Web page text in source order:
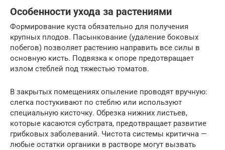
Особенности ухода за растениями
Формирование куста обязательно для получения
крупных плодов. Пасынкование (удаление боковых
побегов) позволяет растению направить все силы в
основную кисть. Подвязка к опоре предотвращает
излом стеблей под тяжестью томатов.
В закрытых помещениях опыление проводят вручную:
слегка постукивают по стеблю или используют
специальную кисточку. Обрезка нижних листьев,
которые касаются субстрата, предотвращает развитие
грибковых заболеваний. Чистота системы критична —
любые остатки органики в растворе могут вызвать